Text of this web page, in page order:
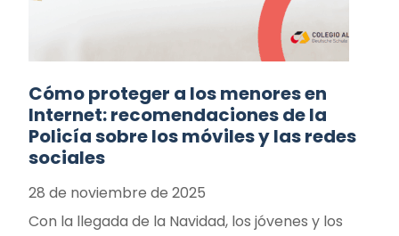
Cómo proteger a los menores en
Internet: recomendaciones de la
Policía sobre los móviles y las redes
sociales
28 de noviembre de 2025
Con la llegada de la Navidad, los jóvenes y los